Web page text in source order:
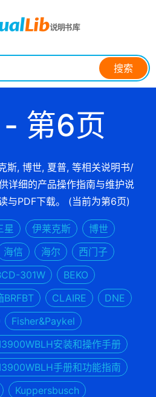
搜索
第6页
斯, 博世, 夏普, 等相关说明书/
详细的产品操作指南与维护说
与PDF下载。 (当前为第6页)
星 伊莱克斯
博世
海信 海尔
西门子
301W
BEKO
CLAIRE
DNE
Fisher&Paykel
安装和操作手册
手册和功能指南
Kuppersbusch